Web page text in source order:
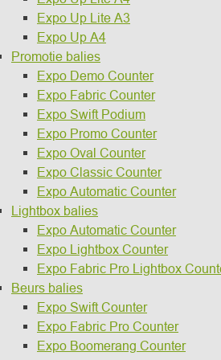
Expo Up Lite A3
Expo Up A4
Promotie balies
Expo Demo Counter
Expo Fabric Counter
Expo Swift Podium
Expo Promo Counter
Expo Oval Counter
Expo Classic Counter
Expo Automatic Counter
Lightbox balies
Expo Automatic Counter
Expo Lightbox Counter
Expo Fabric Pro Lightbox
Beurs balies
Expo Swift Counter
Expo Fabric Pro Counter
Expo Boomerang Counter